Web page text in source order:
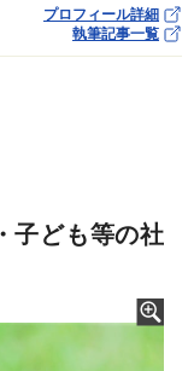
プロフィール詳細
執筆記事一覧
子ども等の社